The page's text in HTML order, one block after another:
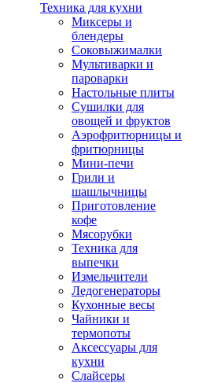
Техника для кухни
Миксеры и
блендеры
Соковыжималки
Мультиварки и
пароварки
Настольные плиты
Сушилки для
овощей и фруктов
Аэрофритюрницы и
фритюрницы
Мини-печи
Грили и
шашлычницы
Приготовление
кофе
Мясорубки
Техника для
выпечки
Измельчители
Ледогенераторы
Кухонные весы
Чайники и
термопоты
Аксессуары для
кухни
Слайсеры